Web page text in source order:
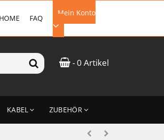
Mein Konto
ANMELDEN
FAQ
HOME
- 0 Artikel
KABEL ZUBEHÖR